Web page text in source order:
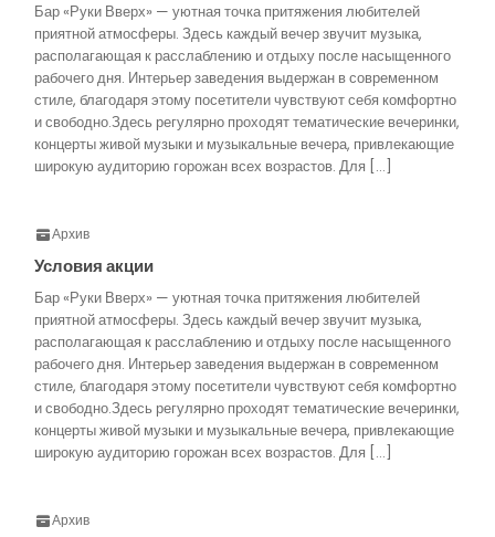
Бар «Руки Вверх» — уютная точка притяжения любителей
приятной атмосферы. Здесь каждый вечер звучит музыка,
располагающая к расслаблению и отдыху после насыщенного
рабочего дня. Интерьер заведения выдержан в современном
стиле, благодаря этому посетители чувствуют себя комфортно
и свободно.Здесь регулярно проходят тематические вечеринки,
концерты живой музыки и музыкальные вечера, привлекающие
широкую аудиторию горожан всех возрастов. Для […]
Архив
Условия акции
Бар «Руки Вверх» — уютная точка притяжения любителей
приятной атмосферы. Здесь каждый вечер звучит музыка,
располагающая к расслаблению и отдыху после насыщенного
рабочего дня. Интерьер заведения выдержан в современном
стиле, благодаря этому посетители чувствуют себя комфортно
и свободно.Здесь регулярно проходят тематические вечеринки,
концерты живой музыки и музыкальные вечера, привлекающие
широкую аудиторию горожан всех возрастов. Для […]
Архив